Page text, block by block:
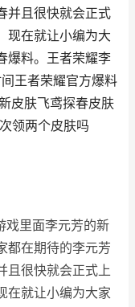
并且很快就会正式
现在就让小编为大
爆料。王者荣耀李
王者荣耀官方爆料
皮肤飞鸢探春皮肤
领两个皮肤吗
戏里面李元芳的新
都在期待的李元芳
且很快就会正式上
在就让小编为大家